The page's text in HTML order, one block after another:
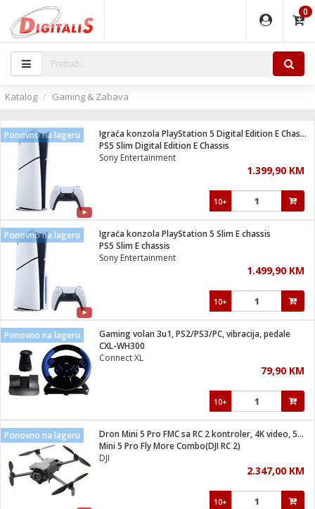
0
aparati
pribor
i pribor
/ G4
svjetla
grla
i oprema
- Analogija
IP kamere
IP
brave
Katalog Gaming & Zabava
Ponovno na lageru
Igraća konzola PlayStation 5 Digital Edition E Chassis
PS5 Slim Digital Edition E Chassis
Sony Entertainment
1.399,90 KM
10+
Ponovno na lageru
Igraća konzola PlayStation 5 Slim E chassis
PS5 Slim E chassis
Sony Entertainment
1.499,90 KM
10+
Ponovno na lageru
Gaming volan 3u1, PS2/PS3/PC, vibracija, pedale
CXL-WH300
Connect XL
79,90 KM
10+
Ponovno na lageru
Dron Mini 5 Pro FMC sa RC 2 kontroler, 4K video, 50 mpixel
Mini 5 Pro Fly More Combo(DJI RC 2)
DJI
2.347,00 KM
10+